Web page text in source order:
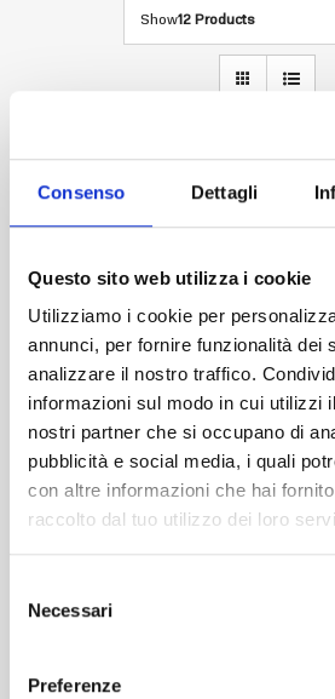
Consenso Dettagli
Questo sito web utilizza i cookie
Utilizziamo i cookie per
annunci, per fornire funzionalità dei
analizzare il nostro traffico.
informazioni sul modo in cui utilizzi
nostri partner che si occupano di
pubblicità e social media, i quali
con altre informazioni che hai
raccolto dal tuo utilizzo dei loro
delNecessari
Preferenze
Show12 Products